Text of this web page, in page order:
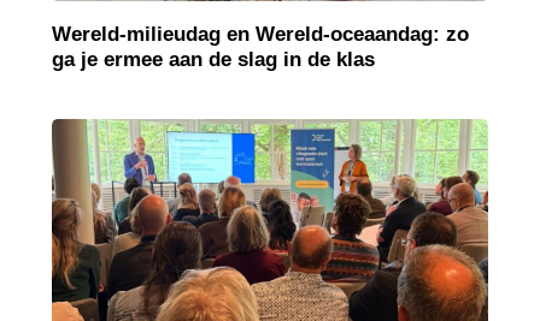
Wereld-milieudag en Wereld-oceaandag: zo
ga je ermee aan de slag in de klas